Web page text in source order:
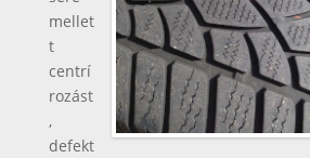
mellet
t
centrí
rozást
,
defekt